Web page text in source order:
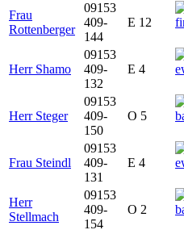
Frau
Rottenberger
09153
409-
144
E 12
Herr Shamo
09153
409-
132
E 4
Herr Steger
09153
409-
150
O 5
Frau Steindl
09153
409-
131
E 4
Herr
Stellmach
09153
409-
154
O 2